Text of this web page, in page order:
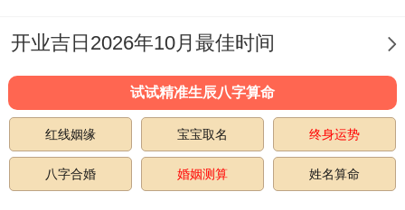
重新择日才顺当...
六、后续经营小方法
好日子开了业;日常经营也得讲究。每月初一
要再财位换新鲜绿植 -初十五记得给招财猫
换个朝向。收银为你最佳用带"8"的编号;就
开业吉日2026年10月最佳时间
试试精准生辰八字算命
红线姻缘 宝宝取名 终身运势
八字合婚 婚姻测算 姓名算命